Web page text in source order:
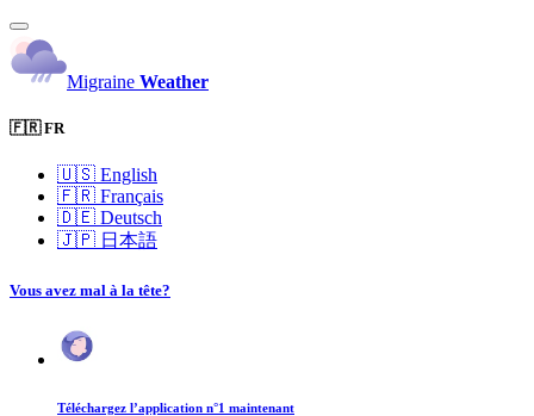
Migraine Weather
🇫🇷 FR
🇺🇸 English
🇫🇷 Français
🇩🇪 Deutsch
🇯🇵 日本語
Vous avez mal à la tête?
Téléchargez l’application n°1 maintenant